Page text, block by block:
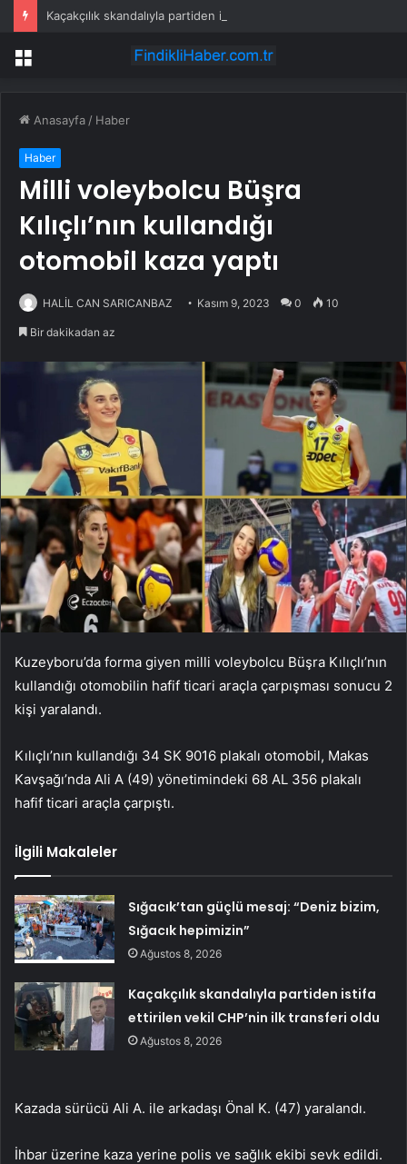
Menü
Anasayfa / Haber
Haber
Milli voleybolcu Büşra
Kılıçlı’nın kullandığı
otomobil kaza yaptı
HALİL CAN SARICANBAZ Kasım 9, 2023 0 10
Bir dakikadan az
Kuzeyboru’da forma giyen milli voleybolcu Büşra Kılıçlı’nın
kullandığı otomobilin hafif ticari araçla çarpışması sonucu 2
kişi yaralandı.
Kılıçlı’nın kullandığı 34 SK 9016 plakalı otomobil, Makas
Kavşağı’nda Ali A (49) yönetimindeki 68 AL 356 plakalı
hafif ticari araçla çarpıştı.
İlgili Makaleler
Sığacık’tan güçlü mesaj: “Deniz bizim,
Sığacık hepimizin”
Ağustos 8, 2026
Kaçakçılık skandalıyla partiden istifa
ettirilen vekil CHP’nin ilk transferi oldu
Ağustos 8, 2026
Kazada sürücü Ali A. ile arkadaşı Önal K. (47) yaralandı.
İhbar üzerine kaza yerine polis ve sağlık ekibi sevk edildi.